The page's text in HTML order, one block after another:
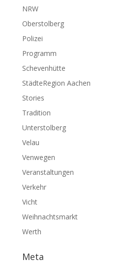
NRW
Oberstolberg
Polizei
Programm
Schevenhütte
StädteRegion Aachen
Stories
Tradition
Unterstolberg
Velau
Venwegen
Veranstaltungen
Verkehr
Vicht
Weihnachtsmarkt
Werth
Meta